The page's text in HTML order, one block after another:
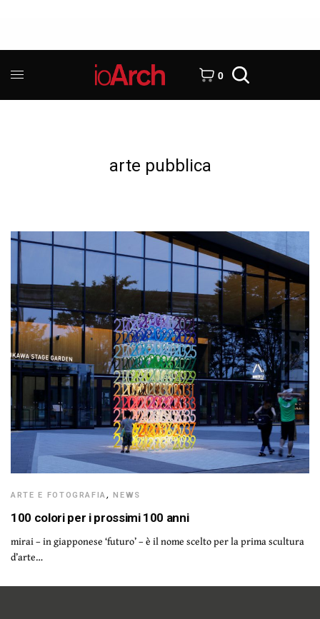
0
arte pubblica
ARTE E FOTOGRAFIA,NEWS
100 colori per i prossimi 100 anni
mirai – in giapponese ‘futuro’ – è il nome scelto per la prima scultura
d’arte…